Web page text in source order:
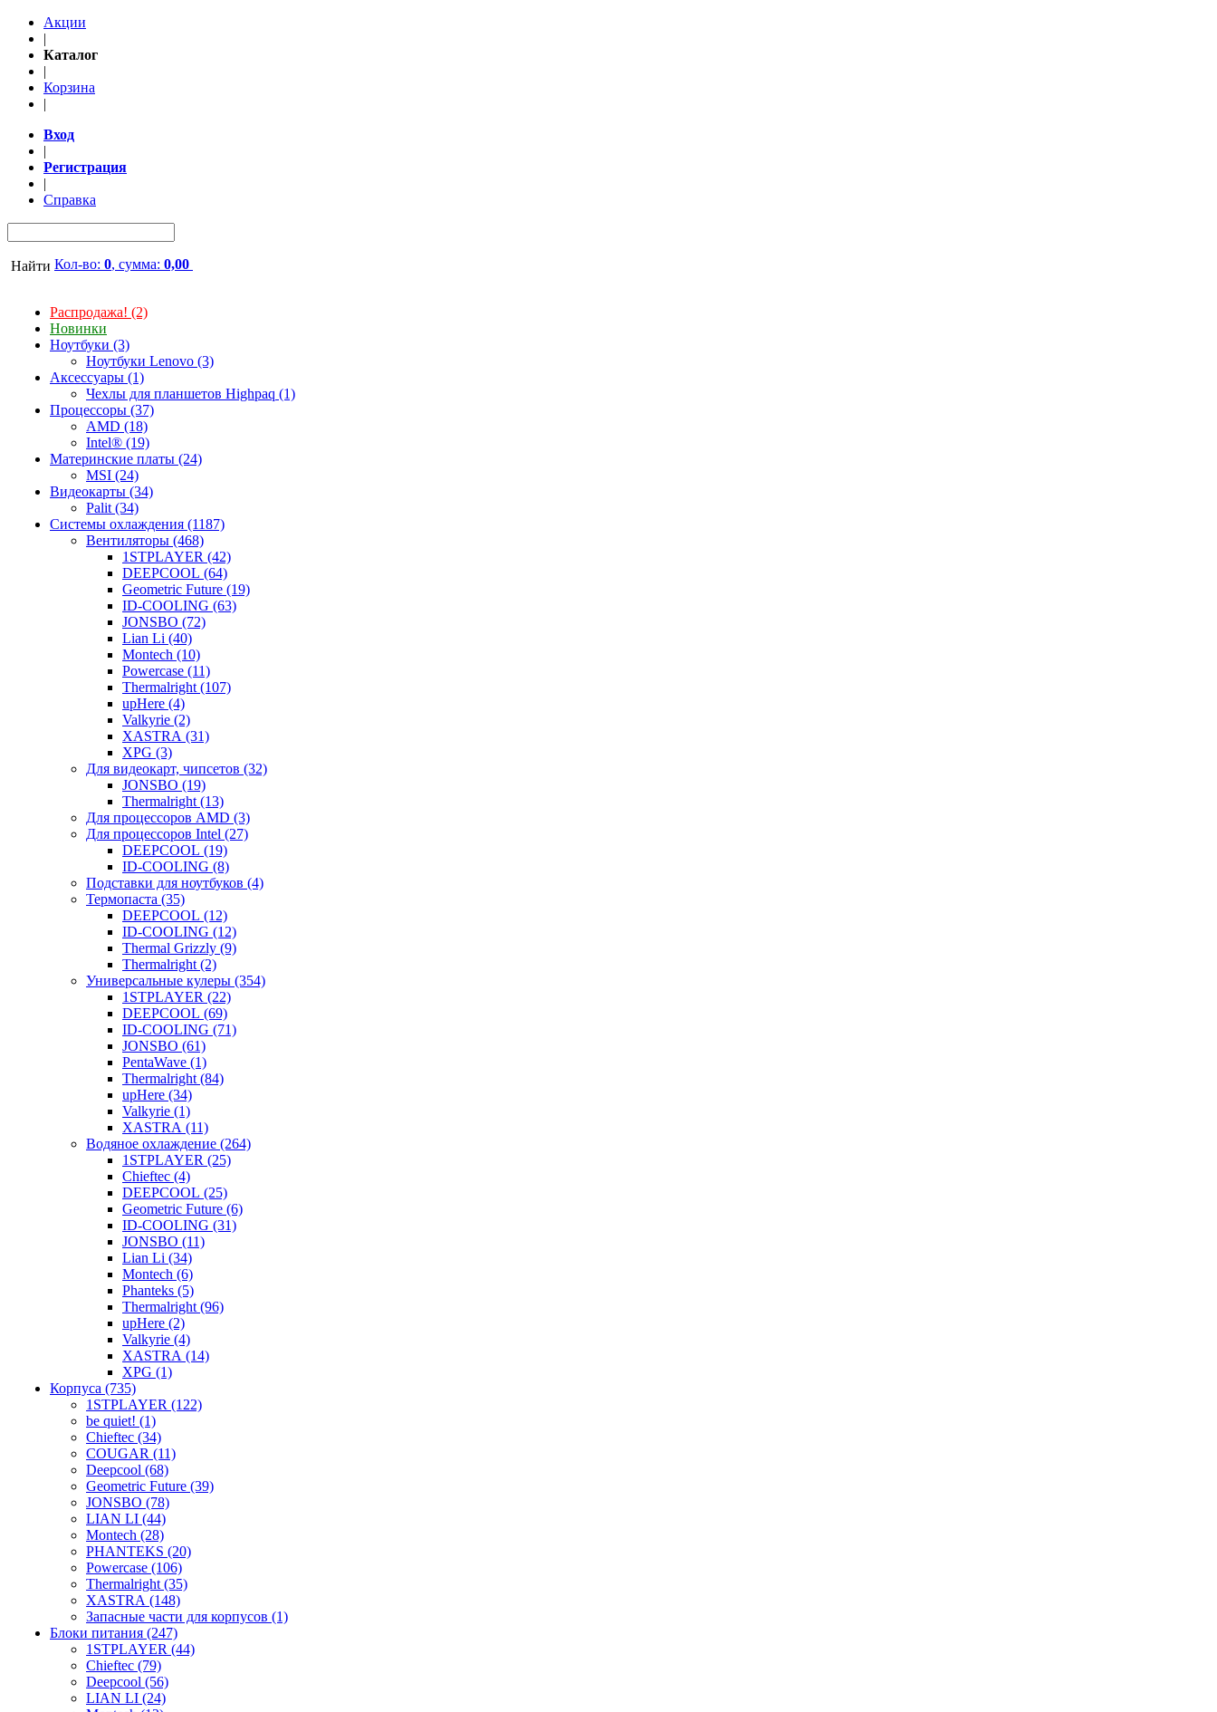
Акции
|
Каталог
|
Корзина
|
Вход
|
Регистрация
|
Справка
Найти Кол-во: 0, сумма: 0,00
Распродажа! (2)
Новинки
Ноутбуки (3)
Ноутбуки Lenovo (3)
Аксессуары (1)
Чехлы для планшетов Highpaq (1)
Процессоры (37)
AMD (18)
Intel® (19)
Материнские платы (24)
MSI (24)
Видеокарты (34)
Palit (34)
Системы охлаждения (1187)
Вентиляторы (468)
1STPLAYER (42)
DEEPCOOL (64)
Geometric Future (19)
ID-COOLING (63)
JONSBO (72)
Lian Li (40)
Montech (10)
Powercase (11)
Thermalright (107)
upHere (4)
Valkyrie (2)
XASTRA (31)
XPG (3)
Для видеокарт, чипсетов (32)
JONSBO (19)
Thermalright (13)
Для процессоров AMD (3)
Для процессоров Intel (27)
DEEPCOOL (19)
ID-COOLING (8)
Подставки для ноутбуков (4)
Термопаста (35)
DEEPCOOL (12)
ID-COOLING (12)
Thermal Grizzly (9)
Thermalright (2)
Универсальные кулеры (354)
1STPLAYER (22)
DEEPCOOL (69)
ID-COOLING (71)
JONSBO (61)
PentaWave (1)
Thermalright (84)
upHere (34)
Valkyrie (1)
XASTRA (11)
Водяное охлаждение (264)
1STPLAYER (25)
Chieftec (4)
DEEPCOOL (25)
Geometric Future (6)
ID-COOLING (31)
JONSBO (11)
Lian Li (34)
Montech (6)
Phanteks (5)
Thermalright (96)
upHere (2)
Valkyrie (4)
XASTRA (14)
XPG (1)
Корпуса (735)
1STPLAYER (122)
be quiet! (1)
Chieftec (34)
COUGAR (11)
Deepcool (68)
Geometric Future (39)
JONSBO (78)
LIAN LI (44)
Montech (28)
PHANTEKS (20)
Powercase (106)
Thermalright (35)
XASTRA (148)
Запасные части для корпусов (1)
Блоки питания (247)
1STPLAYER (44)
Chieftec (79)
Deepcool (56)
LIAN LI (24)